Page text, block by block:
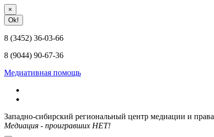
×
Ok!
8 (3452) 36-03-66
8 (9044) 90-67-36
Медиативная помощь
Западно-сибирский региональный центр медиации и права
Медиация - проигравших НЕТ!